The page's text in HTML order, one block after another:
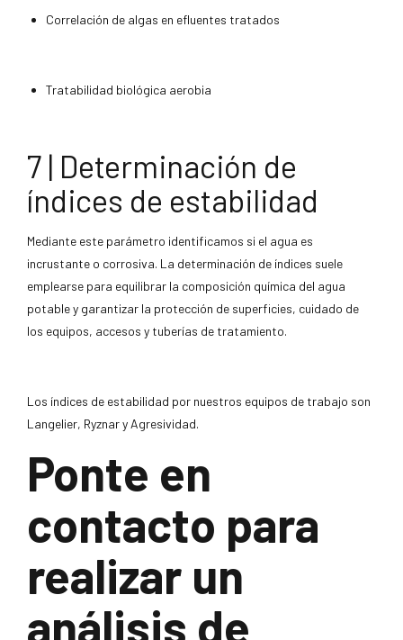
Correlación de algas en efluentes tratados
Tratabilidad biológica aerobia
7 | Determinación de
índices de estabilidad
Mediante este parámetro identificamos si el agua es
incrustante o corrosiva. La determinación de índices suele
emplearse para equilibrar la composición química del agua
potable y garantizar la protección de superficies, cuidado de
los equipos, accesos y tuberías de tratamiento.
Los índices de estabilidad por nuestros equipos de trabajo son
Langelier, Ryznar y Agresividad.
Ponte en
contacto para
realizar un
análisis de